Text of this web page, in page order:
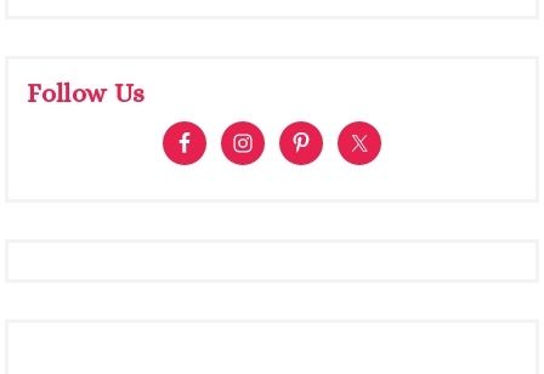
Follow Us